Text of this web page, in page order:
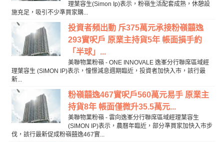
理葉容生(Simon Ip)表示，粉嶺生活配套成熟，休憩設
施充足，吸引不少準買家購...
投資者頻出動 斥375萬元承接粉嶺囍逸
293實呎戶 原業主持貨5年 帳面損手約
「半球」...
美聯物業粉嶺 - ONE INNOVALE 逸峯分行聯席區域經
理葉容生 (SIMON IP)表示，憧憬減息週期臨近，投資者加快入市，該行最
新...
粉嶺囍逸467實呎戶560萬元易手 原業主
持貨8年 帳面僅微升35.5萬元...
美聯物業粉嶺 - 雲向逸峯分行聯席區域經理葉容生
(SIMON IP)表示，農曆年臨近，部分準買家加快入市步
伐，該行最新促成粉嶺囍逸467實...